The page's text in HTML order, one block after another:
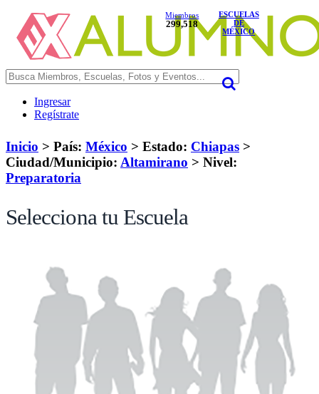
Miembros
299,518
ESCUELAS
DE
MÉXICO
Ingresar
Regístrate
Inicio > País: México > Estado: Chiapas >
Ciudad/Municipio: Altamirano > Nivel:
Preparatoria
Selecciona tu Escuela